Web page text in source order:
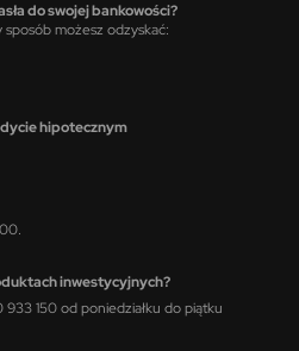
do swojej bankowości?
sposób możesz odzyskać:
hipotecznym
inwestycyjnych?
150 od poniedziałku do piątku